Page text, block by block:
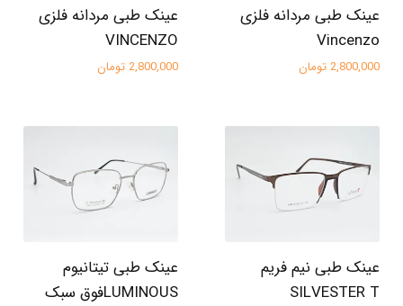
عینک طبی مردانه فلزی
Vincenzo
2,800,000 تومان
عینک طبی مردانه فلزی
VINCENZO
2,800,000 تومان
عینک طبی نیم فریم
SILVESTER T
عینک طبی تیتانیوم
LUMINOUSفوق سبک